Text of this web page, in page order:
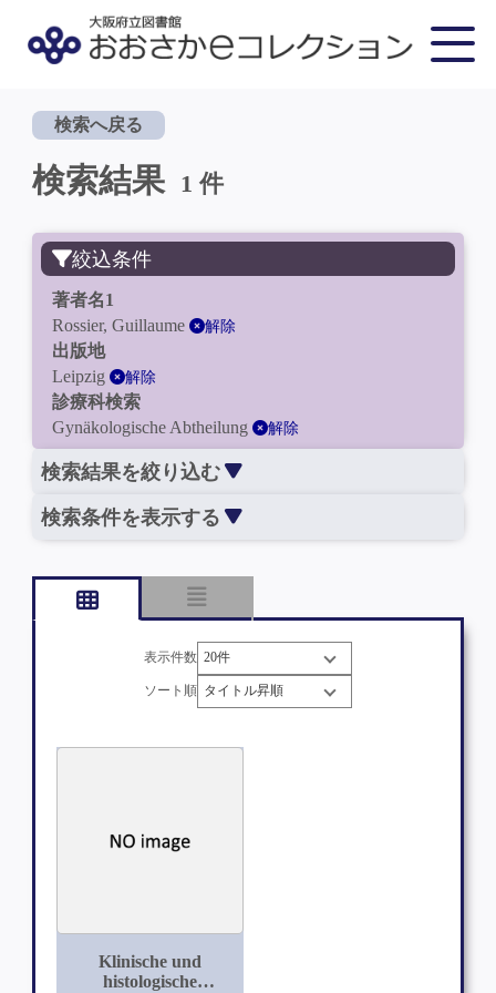
検索へ戻る
検索結果 1 件
絞込条件
著者名1
Rossier, Guillaume
解除
出版地
Leipzig
解除
診療科検索
Gynäkologische Abtheilung
解除
検索結果を絞り込む
検索条件を表示する
表示件数
ソート順
Klinische und
histologische